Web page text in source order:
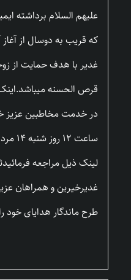
علیهم السلام برداشته
که قریب به دوسال از
غدیر با هدف حمایت از
قرص الحسنه
در خدمت مخاطبین عزیز
لینک ذیل مراجعه
غدیرخیرین و همراهان
طرح ماندگار هدایای